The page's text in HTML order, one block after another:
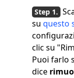
su questo
clic su
Puoi farlo
dice